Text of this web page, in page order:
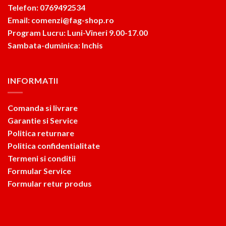
Telefon: 0769492534
Email: comenzi@fag-shop.ro
Program Lucru: Luni-Vineri 9.00-17.00
Sambata-duminica: Inchis
INFORMATII
Comanda si livrare
Garantie si Service
Politica returnare
Politica confidentialitate
Termeni si conditii
Formular Service
Formular retur produs